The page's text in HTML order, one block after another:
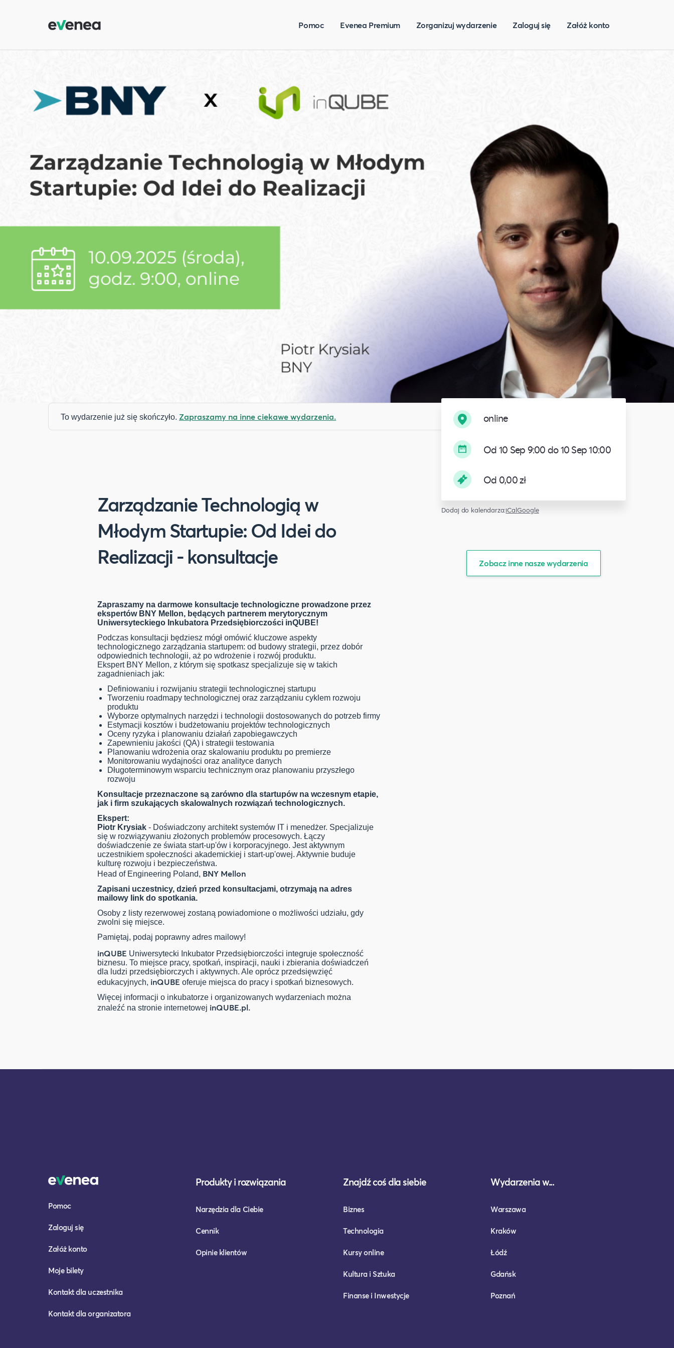
Pomoc Evenea Premium Zorganizuj wydarzenie Zaloguj się Załóż konto
To wydarzenie już się skończyło. Zapraszamy na inne ciekawe wydarzenia.
Zarządzanie Technologią w
Młodym Startupie: Od Idei do
Realizacji - konsultacje
Zapraszamy na darmowe konsultacje technologiczne prowadzone przez
ekspertów BNY Mellon, będących partnerem merytorycznym
Uniwersyteckiego Inkubatora Przedsiębiorczości inQUBE!
Podczas konsultacji będziesz mógł omówić kluczowe aspekty
technologicznego zarządzania startupem: od budowy strategii, przez dobór
odpowiednich technologii, aż po wdrożenie i rozwój produktu.
Ekspert BNY Mellon, z którym się spotkasz specjalizuje się w takich
zagadnieniach jak:
Definiowaniu i rozwijaniu strategii technologicznej startupu
Tworzeniu roadmapy technologicznej oraz zarządzaniu cyklem rozwoju
produktu
Wyborze optymalnych narzędzi i technologii dostosowanych do potrzeb firmy
Estymacji kosztów i budżetowaniu projektów technologicznych
Oceny ryzyka i planowaniu działań zapobiegawczych
Zapewnieniu jakości (QA) i strategii testowania
Planowaniu wdrożenia oraz skalowaniu produktu po premierze
Monitorowaniu wydajności oraz analityce danych
Długoterminowym wsparciu technicznym oraz planowaniu przyszłego
rozwoju
Konsultacje przeznaczone są zarówno dla startupów na wczesnym etapie,
jak i firm szukających skalowalnych rozwiązań technologicznych.
Ekspert:
Piotr Krysiak - Doświadczony architekt systemów IT i menedżer. Specjalizuje
się w rozwiązywaniu złożonych problemów procesowych. Łączy
doświadczenie ze świata start-up'ów i korporacyjnego. Jest aktywnym
uczestnikiem społeczności akademickiej i start-up'owej. Aktywnie buduje
kulturę rozwoju i bezpieczeństwa.
Head of Engineering Poland, BNY Mellon
Zapisani uczestnicy, dzień przed konsultacjami, otrzymają na adres
mailowy link do spotkania.
Osoby z listy rezerwowej zostaną powiadomione o możliwości udziału, gdy
zwolni się miejsce.
Pamiętaj, podaj poprawny adres mailowy!
inQUBE Uniwersytecki Inkubator Przedsiębiorczości integruje społeczność
biznesu. To miejsce pracy, spotkań, inspiracji, nauki i zbierania doświadczeń
dla ludzi przedsiębiorczych i aktywnych. Ale oprócz przedsięwzięć
edukacyjnych, inQUBE oferuje miejsca do pracy i spotkań biznesowych.
Więcej informacji o inkubatorze i organizowanych wydarzeniach można
znaleźć na stronie internetowej inQUBE.pl.
online
Od 10 Sep 9:00 do 10 Sep 10:00
Od 0,00 zł
Dodaj do kalendarza:iCalGoogle
Zobacz inne nasze wydarzenia
Pomoc
Zaloguj się
Załóż konto
Moje bilety
Kontakt dla uczestnika
Kontakt dla organizatora
Produkty i rozwiązania
Narzędzia dla Ciebie
Cennik
Opinie klientów
Znajdź coś dla siebie
Biznes
Technologia
Kursy online
Kultura i Sztuka
Finanse i Inwestycje
Wydarzenia w...
Warszawa
Kraków
Łódź
Gdańsk
Poznań